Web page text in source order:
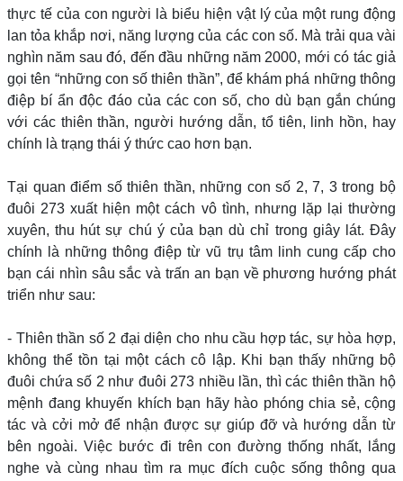
thực tế của con người là biểu hiện vật lý của một rung động
lan tỏa khắp nơi, năng lượng của các con số. Mà trải qua vài
nghìn năm sau đó, đến đầu những năm 2000, mới có tác giả
gọi tên “những con số thiên thần”, để khám phá những thông
điệp bí ẩn độc đáo của các con số, cho dù bạn gắn chúng
với các thiên thần, người hướng dẫn, tổ tiên, linh hồn, hay
chính là trạng thái ý thức cao hơn bạn.
Tại quan điểm số thiên thần, những con số 2, 7, 3 trong bộ
đuôi 273 xuất hiện một cách vô tình, nhưng lặp lại thường
xuyên, thu hút sự chú ý của bạn dù chỉ trong giây lát. Đây
chính là những thông điệp từ vũ trụ tâm linh cung cấp cho
bạn cái nhìn sâu sắc và trấn an bạn về phương hướng phát
triển như sau:
- Thiên thần số 2 đại diện cho nhu cầu hợp tác, sự hòa hợp,
không thể tồn tại một cách cô lập. Khi bạn thấy những bộ
đuôi chứa số 2 như đuôi 273 nhiều lần, thì các thiên thần hộ
mệnh đang khuyến khích bạn hãy hào phóng chia sẻ, cộng
tác và cởi mở để nhận được sự giúp đỡ và hướng dẫn từ
bên ngoài. Việc bước đi trên con đường thống nhất, lắng
nghe và cùng nhau tìm ra mục đích cuộc sống thông qua